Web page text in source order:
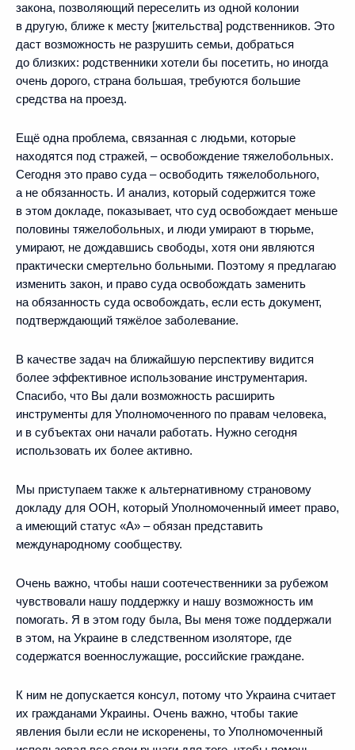
закона, позволяющий переселить из одной колонии
в другую, ближе к месту [жительства] родственников. Это
даст возможность не разрушить семьи, добраться
до близких: родственники хотели бы посетить, но иногда
очень дорого, страна большая, требуются большие
средства на проезд.
Ещё одна проблема, связанная с людьми, которые
находятся под стражей, – освобождение тяжелобольных.
Сегодня это право суда – освободить тяжелобольного,
а не обязанность. И анализ, который содержится тоже
в этом докладе, показывает, что суд освобождает меньше
половины тяжелобольных, и люди умирают в тюрьме,
умирают, не дождавшись свободы, хотя они являются
практически смертельно больными. Поэтому я предлагаю
изменить закон, и право суда освобождать заменить
на обязанность суда освобождать, если есть документ,
подтверждающий тяжёлое заболевание.
В качестве задач на ближайшую перспективу видится
более эффективное использование инструментария.
Спасибо, что Вы дали возможность расширить
инструменты для Уполномоченного по правам человека,
и в субъектах они начали работать. Нужно сегодня
использовать их более активно.
Мы приступаем также к альтернативному страновому
докладу для ООН, который Уполномоченный имеет право,
а имеющий статус «А» – обязан представить
международному сообществу.
Очень важно, чтобы наши соотечественники за рубежом
чувствовали нашу поддержку и нашу возможность им
помогать. Я в этом году была, Вы меня тоже поддержали
в этом, на Украине в следственном изоляторе, где
содержатся военнослужащие, российские граждане.
К ним не допускается консул, потому что Украина считает
их гражданами Украины. Очень важно, чтобы такие
явления были если не искоренены, то Уполномоченный